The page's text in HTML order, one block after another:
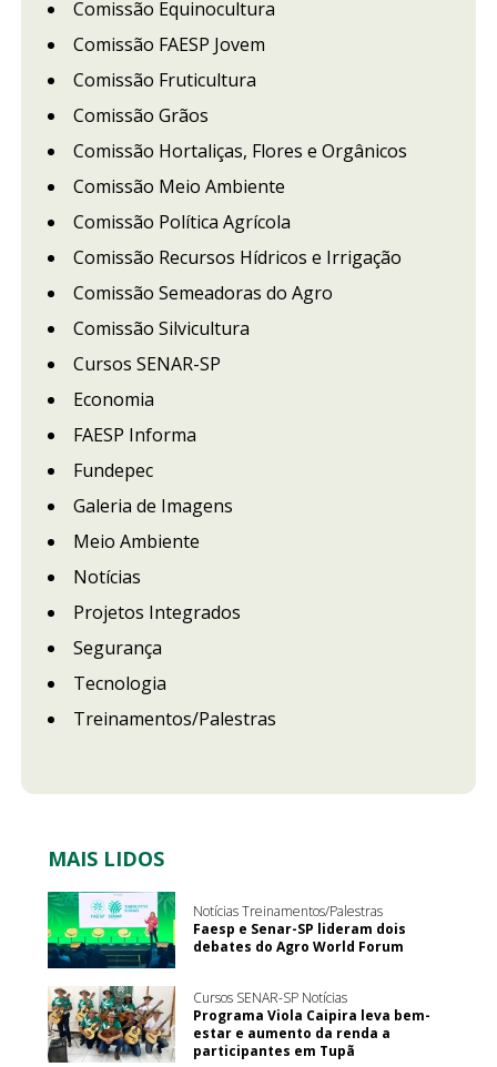
Comissão Equinocultura
Comissão FAESP Jovem
Comissão Fruticultura
Comissão Grãos
Comissão Hortaliças, Flores e Orgânicos
Comissão Meio Ambiente
Comissão Política Agrícola
Comissão Recursos Hídricos e Irrigação
Comissão Semeadoras do Agro
Comissão Silvicultura
Cursos SENAR-SP
Economia
FAESP Informa
Fundepec
Galeria de Imagens
Meio Ambiente
Notícias
Projetos Integrados
Segurança
Tecnologia
Treinamentos/Palestras
MAIS LIDOS
Notícias Treinamentos/Palestras
Faesp e Senar-SP lideram dois
debates do Agro World Forum
Cursos SENAR-SP Notícias
Programa Viola Caipira leva bem-
estar e aumento da renda a
participantes em Tupã